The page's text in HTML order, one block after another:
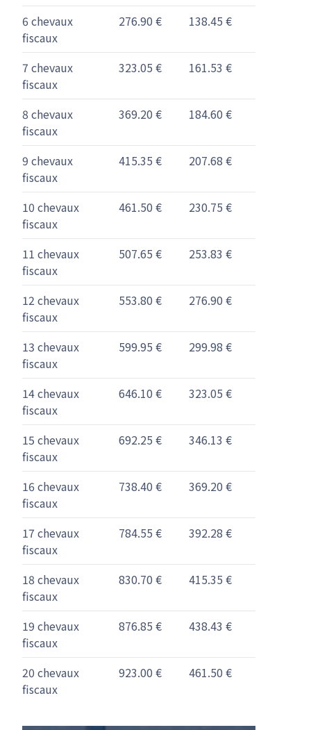
6 chevaux
fiscaux
276.90 € 138.45 €
7 chevaux
fiscaux
323.05 € 161.53 €
8 chevaux
fiscaux
369.20 € 184.60 €
9 chevaux
fiscaux
415.35 € 207.68 €
10 chevaux
fiscaux
461.50 € 230.75 €
11 chevaux
fiscaux
507.65 € 253.83 €
12 chevaux
fiscaux
553.80 € 276.90 €
13 chevaux
fiscaux
599.95 € 299.98 €
14 chevaux
fiscaux
646.10 € 323.05 €
15 chevaux
fiscaux
692.25 € 346.13 €
16 chevaux
fiscaux
738.40 € 369.20 €
17 chevaux
fiscaux
784.55 € 392.28 €
18 chevaux
fiscaux
830.70 € 415.35 €
19 chevaux
fiscaux
876.85 € 438.43 €
20 chevaux
fiscaux
923.00 € 461.50 €